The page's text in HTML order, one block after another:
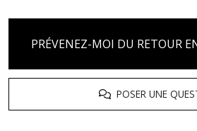
PRÉVENEZ-MOI DU RETOUR
POSER UNE